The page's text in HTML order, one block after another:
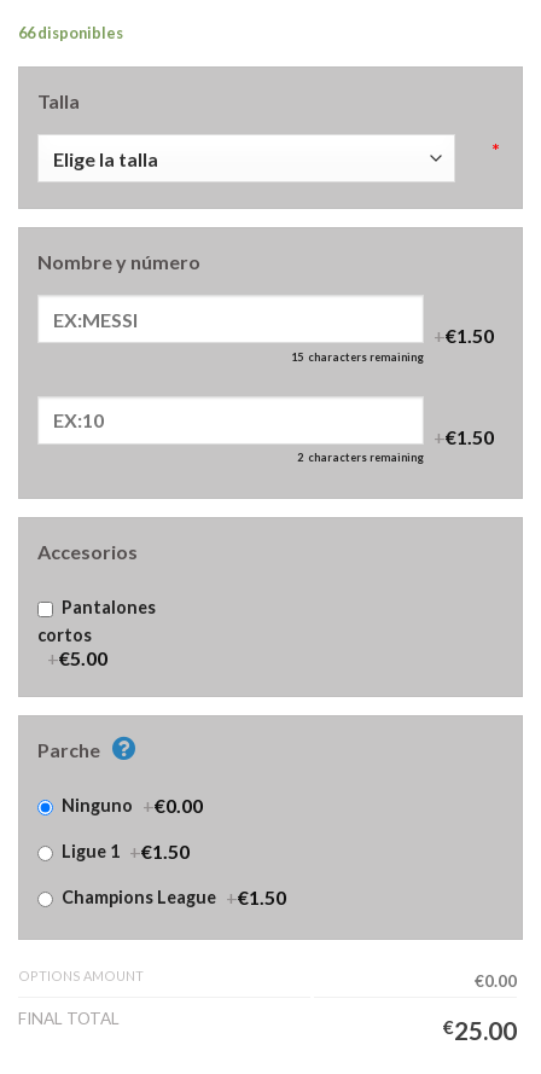
66 disponibles
Talla
*
Nombre y número
15 characters remaining
+€1.50
2 characters remaining
+€1.50
Accesorios
Pantalones
cortos
+€5.00
Parche
Ninguno +€0.00
Ligue 1 +€1.50
Champions League +€1.50
OPTIONS AMOUNT
€0.00
FINAL TOTAL
€25.00